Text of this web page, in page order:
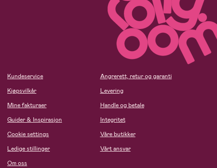
Kundeservice
Kjøpsvilkår
Mine fakturaer
Guider & Inspirasjon
Cookie settings
Ledige stillinger
Om oss
Angrerett, retur og garanti
Levering
Handle og betale
Integritet
Våre butikker
Vårt ansvar